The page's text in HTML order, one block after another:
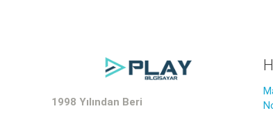
1998 Yılından Beri